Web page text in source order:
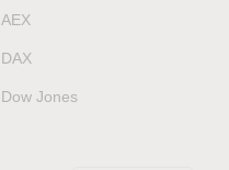
AEX
DAX
Dow Jones